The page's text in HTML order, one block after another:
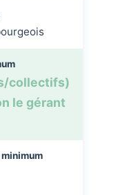
collectifs)
le gérant